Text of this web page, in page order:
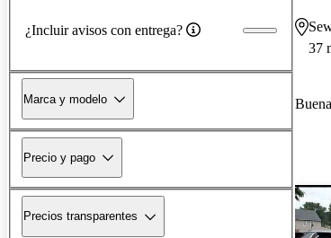
¿Incluir avisos con entrega?
Marca y modelo
Precio y pago
Precios transparentes
37